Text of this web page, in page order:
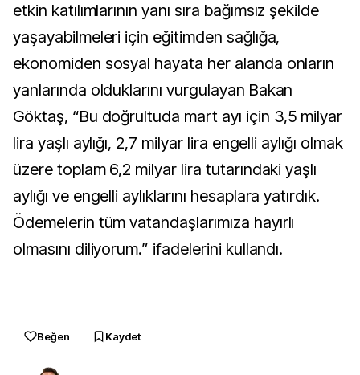
etkin katılımlarının yanı sıra bağımsız şekilde
yaşayabilmeleri için eğitimden sağlığa,
ekonomiden sosyal hayata her alanda onların
yanlarında olduklarını vurgulayan Bakan
Göktaş, “Bu doğrultuda mart ayı için 3,5 milyar
lira yaşlı aylığı, 2,7 milyar lira engelli aylığı olmak
üzere toplam 6,2 milyar lira tutarındaki yaşlı
aylığı ve engelli aylıklarını hesaplara yatırdık.
Ödemelerin tüm vatandaşlarımıza hayırlı
olmasını diliyorum.” ifadelerini kullandı.
Beğen Kaydet